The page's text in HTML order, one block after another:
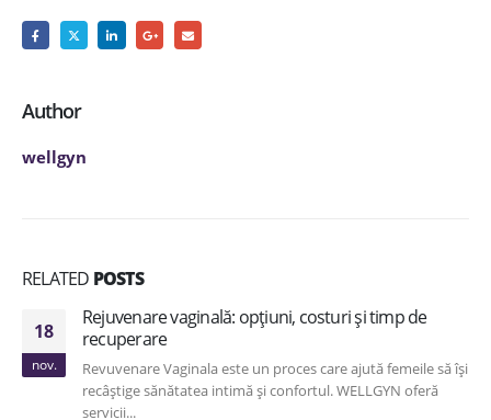
Author
wellgyn
RELATED POSTS
18
nov.
Rejuvenare vaginală: opțiuni, costuri și timp de
recuperare
Revuvenare Vaginala este un proces care ajută femeile să își
recâștige sănătatea intimă și confortul. WELLGYN oferă
servicii...